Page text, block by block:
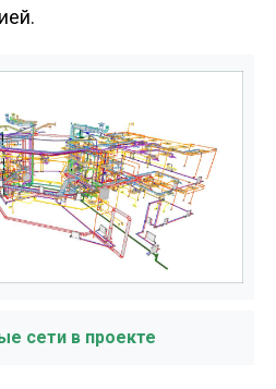
сети в проекте